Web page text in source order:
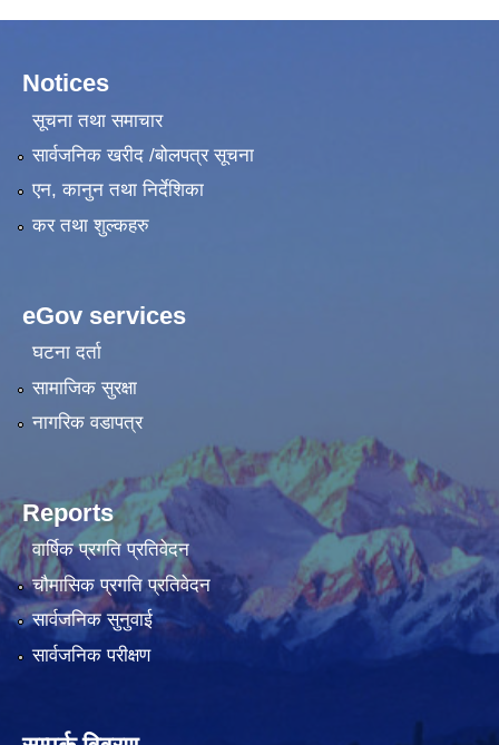
Notices
सूचना तथा समाचार
सार्वजनिक खरीद /बोलपत्र सूचना
एन, कानुन तथा निर्देशिका
कर तथा शुल्कहरु
eGov services
घटना दर्ता
सामाजिक सुरक्षा
नागरिक वडापत्र
Reports
वार्षिक प्रगति प्रतिवेदन
चौमासिक प्रगति प्रतिवेदन
सार्वजनिक सुनुवाई
सार्वजनिक परीक्षण